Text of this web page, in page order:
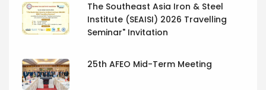
The Southeast Asia Iron & Steel
Institute (SEAISI) 2026 Travelling
Seminar" Invitation
25th AFEO Mid-Term Meeting